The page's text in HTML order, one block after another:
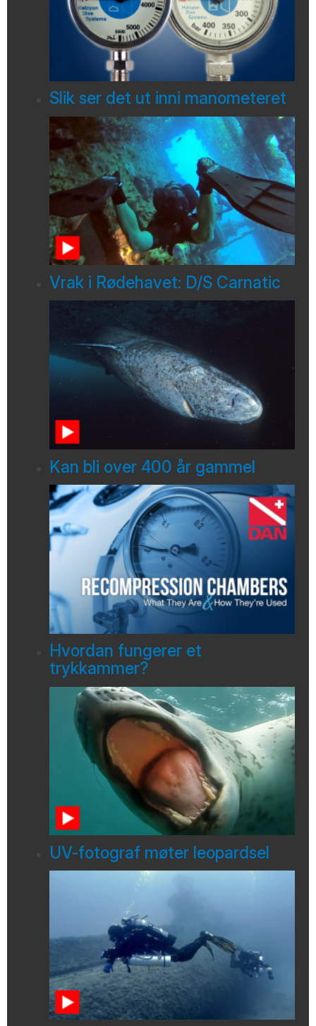
Slik ser det ut inni manometeret
Vrak i Rødehavet: D/S Carnatic
Kan bli over 400 år gammel
Hvordan fungerer et
trykkammer?
UV-fotograf møter leopardsel